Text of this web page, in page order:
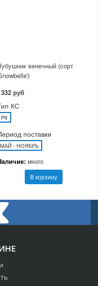
венечный (сорт
332 руб
КС
P9
поставки
МАЙ - НОЯБРЬ
много
В корзину